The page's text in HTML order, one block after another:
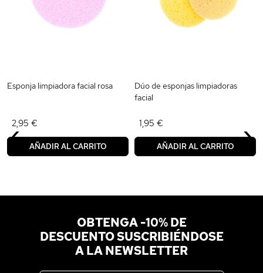
Esponja limpiadora facial rosa
2,95 €
AÑADIR AL CARRITO
Dúo de esponjas limpiadoras
facial
1,95 €
AÑADIR AL CARRITO
‹ ›
OBTENGA -10% DE
DESCUENTO SUSCRIBIÉNDOSE
A LA NEWSLETTER